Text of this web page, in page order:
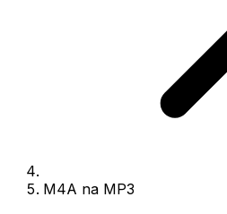
M4A na MP3